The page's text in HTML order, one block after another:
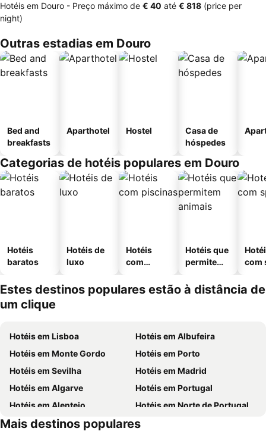
Hotéis em Douro - Preço máximo de ‎€ 40 até ‎€ 818 (price per
night)
Outras estadias em Douro
Bed and
breakfasts
Aparthotel Hostel
Casa de
hóspedes
Categorias de hotéis populares em Douro
Hotéis
baratos
Hotéis de
luxo
Hotéis
com
Hotéis que
permitem
com
Estes destinos populares estão à distância de
um clique
Hotéis em Lisboa
Hotéis em Albufeira
Hotéis em Monte Gordo
Hotéis em Porto
Hotéis em Sevilha
Hotéis em Madrid
Hotéis em Algarve
Hotéis em Portugal
Hotéis em Alentejo
Hotéis em Norte de Portugal
Hotéis em Espanha
Hotéis em Centro de Portugal
Mais destinos populares